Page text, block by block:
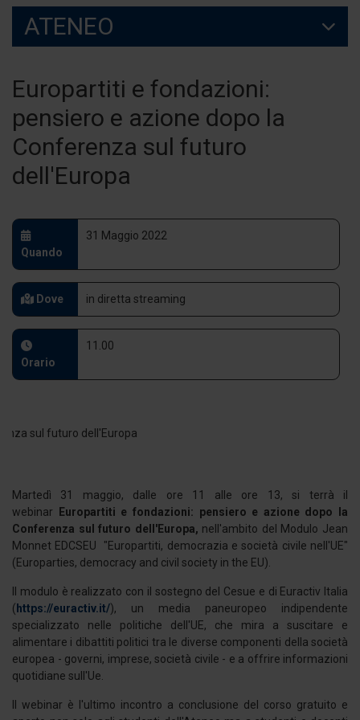
ATENEO
Europartiti e fondazioni:
pensiero e azione dopo la
Conferenza sul futuro
dell'Europa
Quando
31 Maggio 2022
Dove in diretta streaming
Orario
11.00
Martedì 31 maggio, dalle ore 11 alle ore 13, si terrà il
webinar
Europartiti e fondazioni: pensiero e azione dopo la
Conferenza sul futuro dell'Europa, nell'ambito del Modulo Jean
Monnet EDCSEU "Europartiti, democrazia e società civile nell'UE"
(Europarties, democracy and civil society in the EU).
Il modulo è realizzato con il sostegno del Cesue e di Euractiv Italia
( https://euractiv.it/), un media paneuropeo indipendente
specializzato nelle politiche dell'UE, che mira a suscitare e
alimentare i dibattiti politici tra le diverse componenti della società
europea - governi, imprese, società civile - e a offrire informazioni
quotidiane sull'Ue.
Il webinar è l'ultimo incontro a conclusione del corso gratuito e